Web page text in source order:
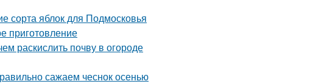
сорта яблок для Подмосковья
приготовление
раскислить почву в огороде
сажаем чеснок осенью